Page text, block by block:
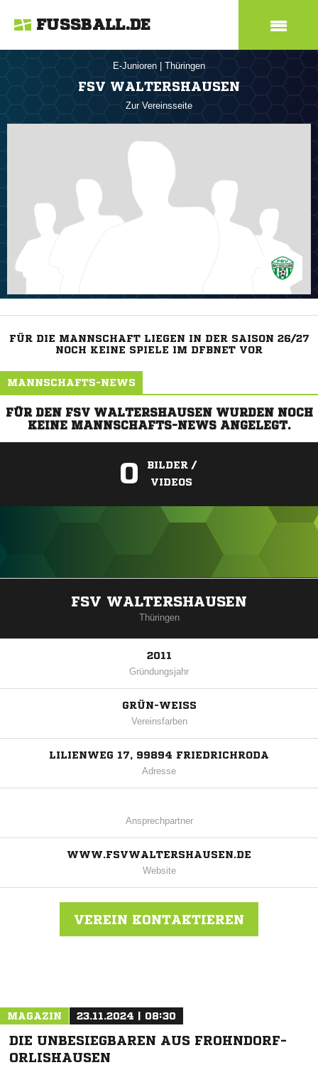
FUSSBALL.DE
E-Junioren Thüringen
FSV WALTERSHAUSEN
Zur Vereinsseite
FÜR DIE MANNSCHAFT LIEGEN IN DER SAISON 26/27
NOCH KEINE SPIELE IM DFBNET VOR
MANNSCHAFTS-NEWS
FÜR DEN FSV WALTERSHAUSEN WURDEN NOCH
KEINE MANNSCHAFTS-NEWS ANGELEGT.
0
BILDER /
VIDEOS
FSV WALTERSHAUSEN
Thüringen
2011
Gründungsjahr
GRÜN-WEISS
Vereinsfarben
LILIENWEG 17, 99894 FRIEDRICHRODA
Adresse
Ansprechpartner
WWW.FSVWALTERSHAUSEN.DE
Website
VEREIN KONTAKTIEREN
MAGAZIN 23.11.2024 | 08:30
DIE UNBESIEGBAREN AUS FROHNDORF-
ORLISHAUSEN